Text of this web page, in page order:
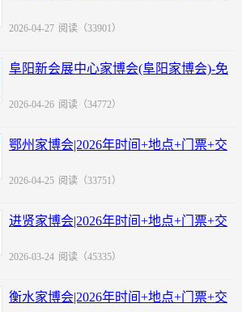
2026-04-27 阅读（33901）
阜阳新会展中心家博会(阜阳家博会)-免
2026-04-26 阅读（34772）
鄂州家博会|2026年时间+地点+门票+交
2026-04-25 阅读（33751）
进贤家博会|2026年时间+地点+门票+交
2026-03-24 阅读（45335）
衡水家博会|2026年时间+地点+门票+交